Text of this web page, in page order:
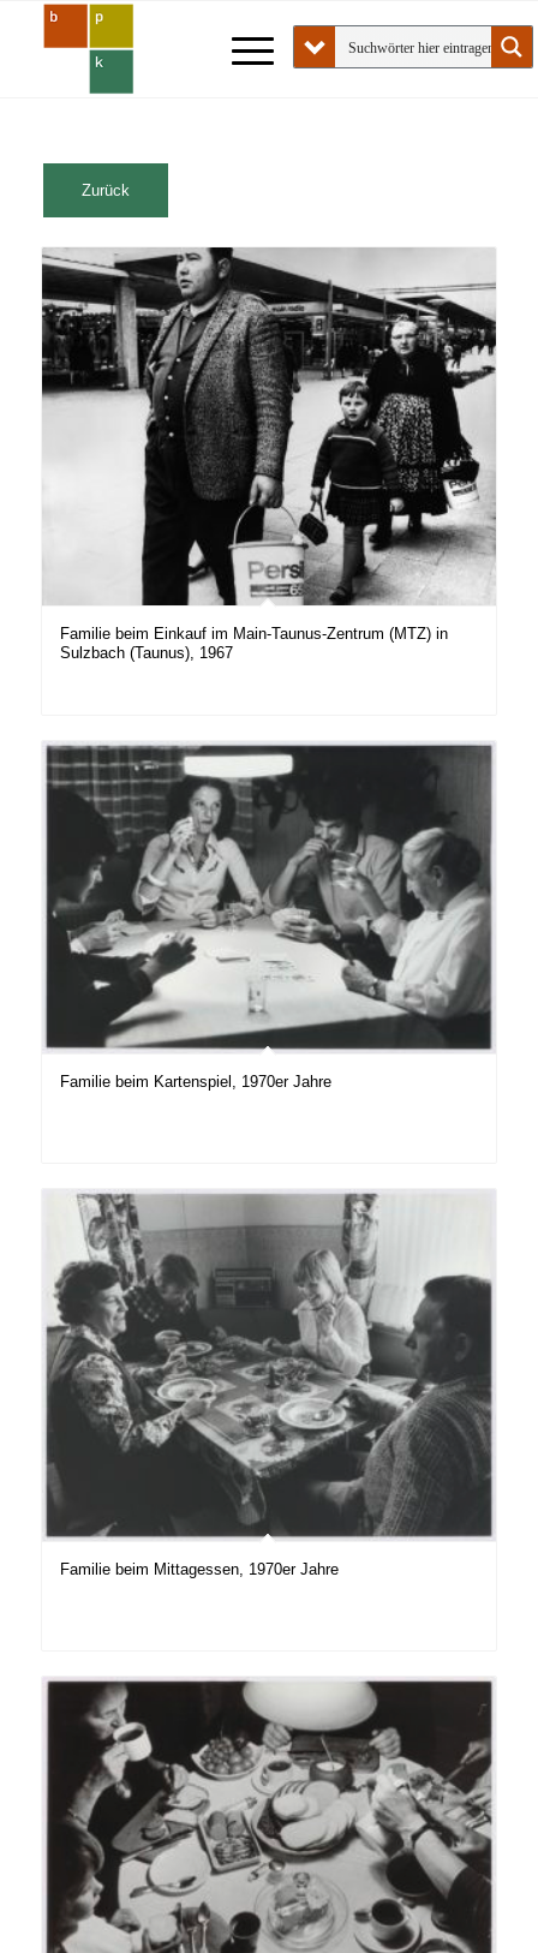
Familie beim Einkauf im Main-Taunus-Zentrum (MTZ) in
Sulzbach (Taunus), 1967
Familie beim Kartenspiel, 1970er Jahre
Familie beim Mittagessen, 1970er Jahre